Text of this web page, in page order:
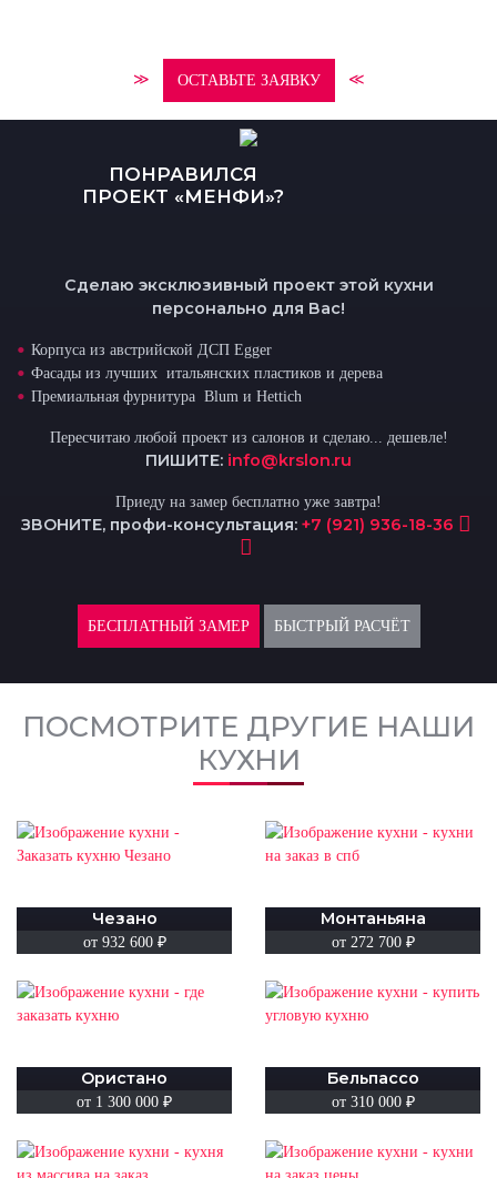
≫ ОСТАВЬТЕ ЗАЯВКУ ≪
ПОНРАВИЛСЯ
ПРОЕКТ «МЕНФИ»?
Сделаю эксклюзивный проект этой кухни
персонально для Вас!
Корпуса из австрийской ДСП Egger
Фасады из лучших итальянских пластиков и дерева
Премиальная фурнитура Blum и Hettich
Пересчитаю любой проект из салонов и сделаю... дешевле!
ПИШИТЕ: info@krslon.ru
Приеду на замер бесплатно уже завтра!
ЗВОНИТЕ, профи-консультация: +7 (921) 936-18-36
БЕСПЛАТНЫЙ ЗАМЕР БЫСТРЫЙ РАСЧЁТ
ПОСМОТРИТЕ ДРУГИЕ НАШИ
КУХНИ
Чезано
от 932 600 ₽
Монтаньяна
от 272 700 ₽
Ористано
от 1 300 000 ₽
Бельпассо
от 310 000 ₽